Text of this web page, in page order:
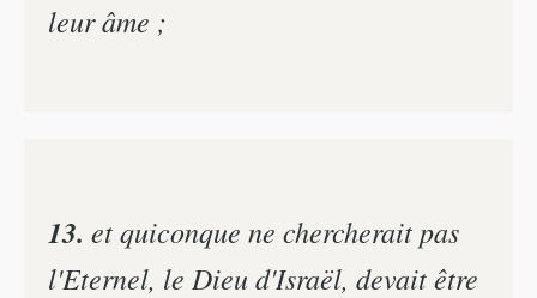
leur âme ;
13. et quiconque ne chercherait pas
l'Eternel, le Dieu d'Israël, devait être